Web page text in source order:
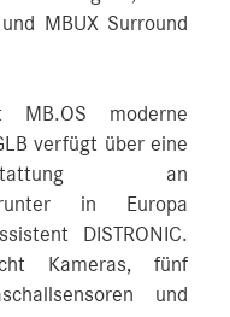
MBUX Surround
MB.OS moderne
verfügt über eine
an
in Europa
DISTRONIC.
Kameras, fünf
und